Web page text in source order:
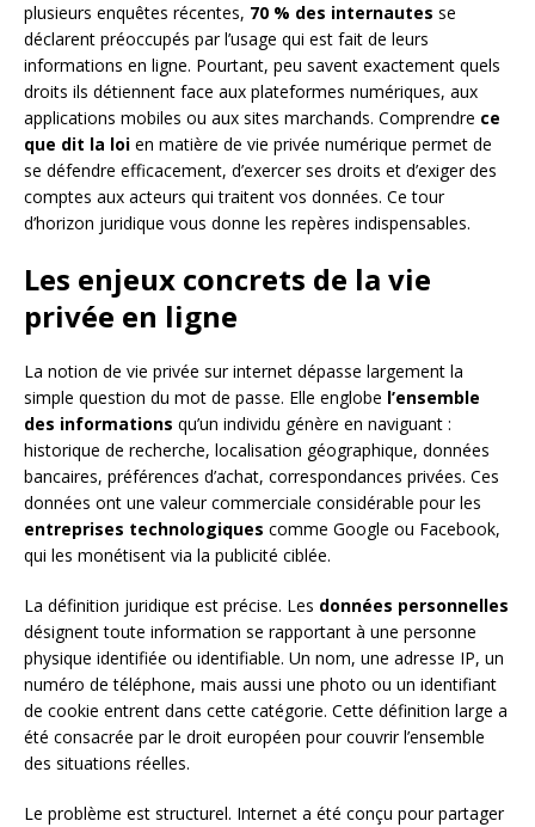
plusieurs enquêtes récentes, 70 % des internautes se
déclarent préoccupés par l’usage qui est fait de leurs
informations en ligne. Pourtant, peu savent exactement quels
droits ils détiennent face aux plateformes numériques, aux
applications mobiles ou aux sites marchands. Comprendre ce
que dit la loi en matière de vie privée numérique permet de
se défendre efficacement, d’exercer ses droits et d’exiger des
comptes aux acteurs qui traitent vos données. Ce tour
d’horizon juridique vous donne les repères indispensables.
Les enjeux concrets de la vie
privée en ligne
La notion de vie privée sur internet dépasse largement la
simple question du mot de passe. Elle englobe l’ensemble
des informations qu’un individu génère en naviguant :
historique de recherche, localisation géographique, données
bancaires, préférences d’achat, correspondances privées. Ces
données ont une valeur commerciale considérable pour les
entreprises technologiques comme Google ou Facebook,
qui les monétisent via la publicité ciblée.
La définition juridique est précise. Les données personnelles
désignent toute information se rapportant à une personne
physique identifiée ou identifiable. Un nom, une adresse IP, un
numéro de téléphone, mais aussi une photo ou un identifiant
de cookie entrent dans cette catégorie. Cette définition large a
été consacrée par le droit européen pour couvrir l’ensemble
des situations réelles.
Le problème est structurel. Internet a été conçu pour partager